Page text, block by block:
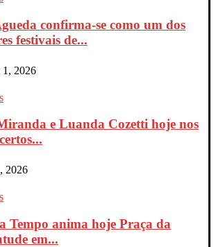
confirma-se como um dos
festivais de...
1, 2026
e Luanda Cozetti hoje nos
2026
Tempo anima hoje Praça da
em...